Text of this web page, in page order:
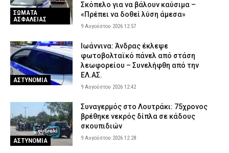
ΣΩΜΑΤΑ
ΑΣΦΑΛΕΙΑΣ
Σκόπελο για να βάλουν καύσιμα –
«Πρέπει να δοθεί λύση άμεσα»
9 Αυγούστου 2026 12:57
ΑΣΤΥΝΟΜΙΑ
Ιωάννινα: Άνδρας έκλεψε
φωτοβολταϊκό πάνελ από στάση
λεωφορείου – Συνελήφθη από την
ΕΛ.ΑΣ.
9 Αυγούστου 2026 12:42
ΑΣΤΥΝΟΜΙΑ
Συναγερμός στο Λουτράκι: 75χρονος
βρέθηκε νεκρός δίπλα σε κάδους
σκουπιδιών
9 Αυγούστου 2026 12:28